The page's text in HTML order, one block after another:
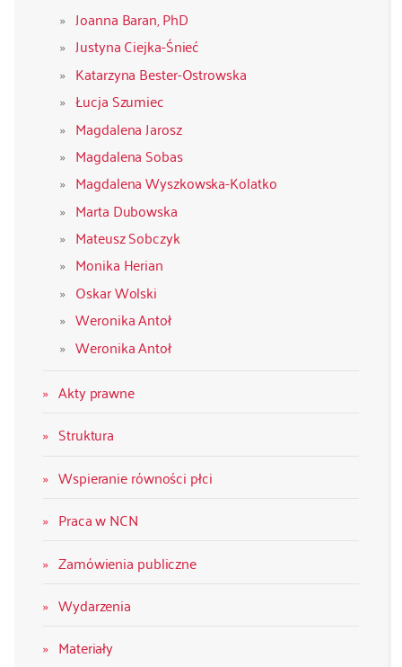
Joanna Baran, PhD
Justyna Ciejka-Śnieć
Katarzyna Bester-Ostrowska
Łucja Szumiec
Magdalena Jarosz
Magdalena Sobas
Magdalena Wyszkowska-Kolatko
Marta Dubowska
Mateusz Sobczyk
Monika Herian
Oskar Wolski
Weronika Antoł
Weronika Antoł
Akty prawne
Struktura
Wspieranie równości płci
Praca w NCN
Zamówienia publiczne
Wydarzenia
Materiały